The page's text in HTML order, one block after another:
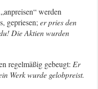
werden
gepriesen;er pries den
Die Aktien wurden
regelmäßig gebeugt:Er
Werk wurde gelobpreist.